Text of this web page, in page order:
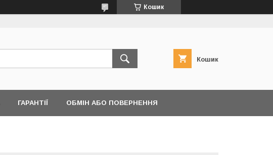
Кошик
Кошик
ГАРАНТІЇ ОБМІН АБО ПОВЕРНЕННЯ